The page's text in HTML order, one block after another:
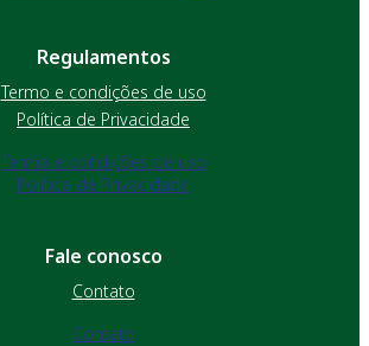
Regulamentos
Termo e condições de uso
Política de Privacidade
Termo e condições de uso
Política de Privacidade
Fale conosco
Contato
Contato